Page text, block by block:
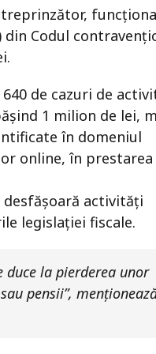
Codul
de cazuri de
1 milion de lei,
în domeniul
online, în prestarea
activități
legislației fiscale.
la pierderea unor
pensii”,